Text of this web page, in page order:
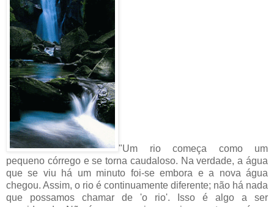
"Um rio começa como um
pequeno córrego e se torna caudaloso. Na verdade, a água
que se viu há um minuto foi-se embora e a nova água
chegou. Assim, o rio é continuamente diferente; não há nada
que possamos chamar de 'o rio'. Isso é algo a ser